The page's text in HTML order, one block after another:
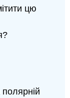
цю